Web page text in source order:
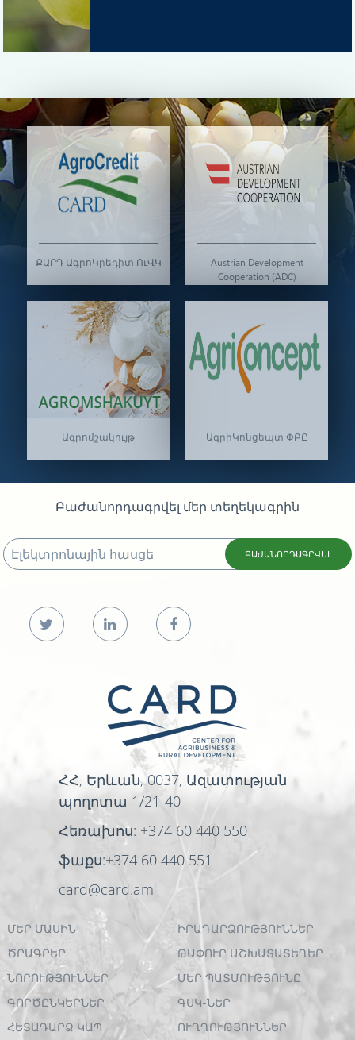
ՔԱՐԴ ԱգրոԿրեդիտ ՈւՎԿ
Austrian Development
Cooperation (ADC)
Ագրոմշակույթ ԱգրիԿոնցեպտ ՓԲԸ
Բաժանորդագրվել մեր տեղեկագրին
ԲԱԺԱՆՈՐԴԱԳՐՎԵԼ
ՀՀ, Երևան, 0037, Ազատության
պողոտա 1/21-40
Հեռախոս: +374 60 440 550
ֆաքս:+374 60 440 551
card@card.am
ՄԵՐ ՄԱՍԻՆ
ԻՐԱԴԱՐՁՈՒԹՅՈՒՆՆԵՐ
ԾՐԱԳՐԵՐ
ԹԱՓՈՒՐ ԱՇԽԱՏԱՏԵՂԵՐ
ՆՈՐՈՒԹՅՈՒՆՆԵՐ
ՄԵՐ ՊԱՏՄՈՒԹՅՈՒՆԸ
ԳՈՐԾԸՆԿԵՐՆԵՐ
ԳՍԿ-ՆԵՐ
ՀԵՏԱԴԱՐՁ ԿԱՊ
ՈՒՂՂՈՒԹՅՈՒՆՆԵՐ